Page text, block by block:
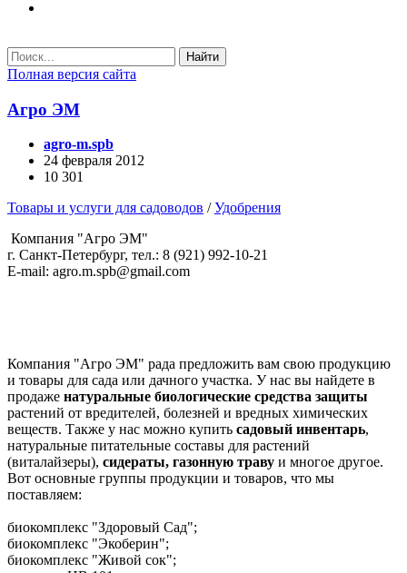
Найти
Полная версия сайта
Агро ЭМ
agro-m.spb
24 февраля 2012
10 301
Товары и услуги для садоводов /Удобрения
Компания "Агро ЭМ"
г. Санкт-Петербург, тел.: 8 (921) 992-10-21
E-mail: agro.m.spb@gmail.com
Компания "Агро ЭМ" рада предложить вам свою продукцию
и товары для сада или дачного участка. У нас вы найдете в
продаже натуральные биологические средства защиты
растений от вредителей, болезней и вредных химических
веществ. Также у нас можно купить садовый инвентарь,
натуральные питательные составы для растений
(виталайзеры), сидераты, газонную траву и многое другое.
Вот основные группы продукции и товаров, что мы
поставляем:
биокомплекс "Здоровый Сад";
биокомплекс "Экоберин";
биокомплекс "Живой сок";